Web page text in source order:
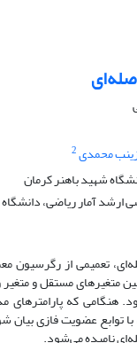
محمدی2
شهید باهنر کرمان
آمار ریاضی،
تعمیمی از رگرسیون
متغیرهای مستقل و
هنگامی که
با توابع عضویت فازی